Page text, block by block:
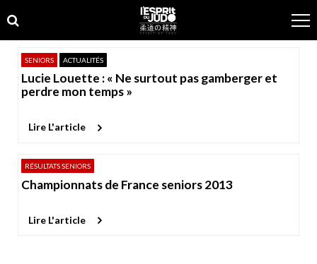
to
navigation
to
content
SENIORS ACTUALITÉS
Lucie Louette : « Ne surtout pas gamberger et
perdre mon temps »
Lire L'article
RÉSULTATS SENIORS
Championnats de France seniors 2013
Lire L'article